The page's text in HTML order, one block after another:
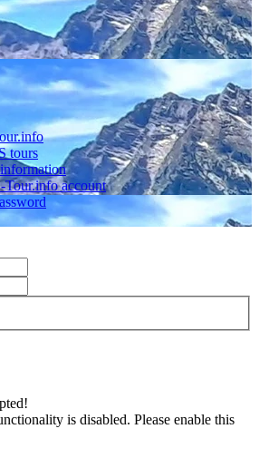
tours
Tour.info account
is disabled. Please enable this